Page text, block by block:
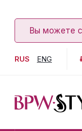
Вы можете
RUS ENG